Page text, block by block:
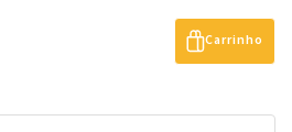
Carrinho